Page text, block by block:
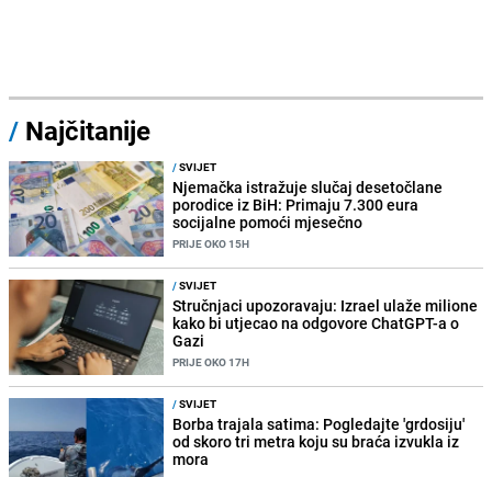
/ Najčitanije
/SVIJET
Njemačka istražuje slučaj desetočlane
porodice iz BiH: Primaju 7.300 eura
socijalne pomoći mjesečno
PRIJE OKO 15H
/SVIJET
Stručnjaci upozoravaju: Izrael ulaže milione
kako bi utjecao na odgovore ChatGPT-a o
Gazi
PRIJE OKO 17H
/SVIJET
Borba trajala satima: Pogledajte 'grdosiju'
od skoro tri metra koju su braća izvukla iz
mora